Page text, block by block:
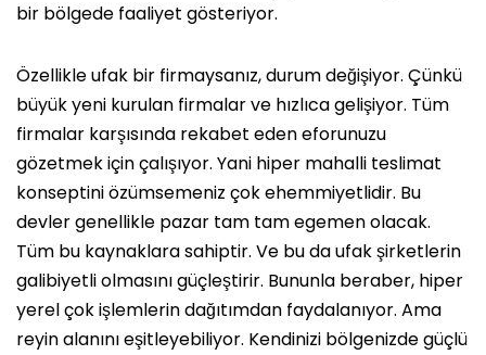
bir bölgede faaliyet gösteriyor.
Özellikle ufak bir firmaysanız, durum değişiyor. Çünkü
büyük yeni kurulan firmalar ve hızlıca gelişiyor. Tüm
firmalar karşısında rekabet eden eforunuzu
gözetmek için çalışıyor. Yani hiper mahalli teslimat
konseptini özümsemeniz çok ehemmiyetlidir. Bu
devler genellikle pazar tam tam egemen olacak.
Tüm bu kaynaklara sahiptir. Ve bu da ufak şirketlerin
galibiyetli olmasını güçleştirir. Bununla beraber, hiper
yerel çok işlemlerin dağıtımdan faydalanıyor. Ama
reyin alanını eşitleyebiliyor. Kendinizi bölgenizde güçlü